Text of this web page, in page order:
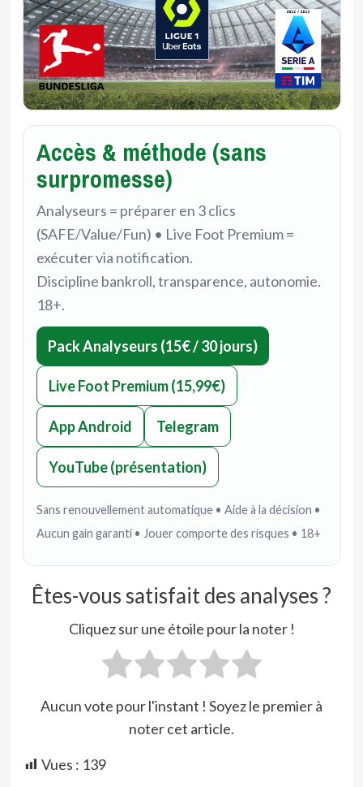
Accès & méthode (sans
surpromesse)
Analyseurs = préparer en 3 clics
(SAFE/Value/Fun) • Live Foot Premium =
exécuter via notification.
Discipline bankroll, transparence, autonomie.
18+.
Pack Analyseurs (15€ / 30 jours)
Live Foot Premium (15,99€)
App Android Telegram
YouTube (présentation)
Sans renouvellement automatique • Aide à la décision •
Aucun gain garanti • Jouer comporte des risques • 18+
Êtes-vous satisfait des analyses ?
Cliquez sur une étoile pour la noter !
Aucun vote pour l'instant ! Soyez le premier à
noter cet article.
Vues : 139